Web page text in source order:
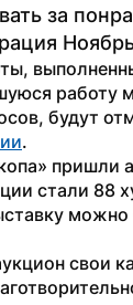
за
работу
будут
.
пришли
стали 88
можно
свои